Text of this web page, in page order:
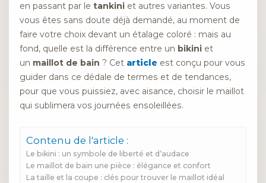
en passant par le tankini et autres variantes. Vous
vous êtes sans doute déjà demandé, au moment de
faire votre choix devant un étalage coloré : mais au
fond, quelle est la différence entre un bikini et
un maillot de bain ? Cet article est conçu pour vous
guider dans ce dédale de termes et de tendances,
pour que vous puissiez, avec aisance, choisir le maillot
qui sublimera vos journées ensoleillées.
Contenu de l'article :
Le bikini : un symbole de liberté et d’audace
Le maillot de bain une pièce : élégance et confort
La taille et la coupe : clés pour trouver le maillot idéal